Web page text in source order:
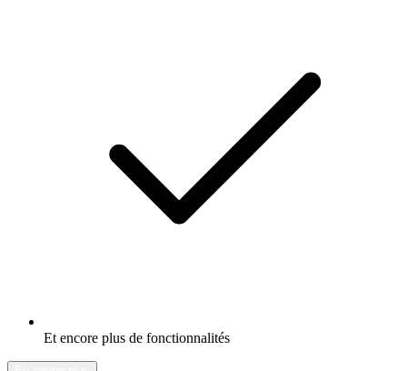
Et encore plus de fonctionnalités